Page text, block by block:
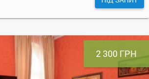
2 300 ГРН